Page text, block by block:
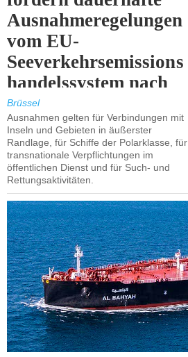
Ausnahmeregelungen
vom EU-
Seeverkehrsemissions
handelssystem nach
2030.
Brüssel
Ausnahmen gelten für Verbindungen mit
Inseln und Gebieten in äußerster
Randlage, für Schiffe der Polarklasse, für
transnationale Verpflichtungen im
öffentlichen Dienst und für Such- und
Rettungsaktivitäten.